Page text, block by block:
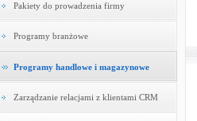
Pakiety do prowadzenia firmy
Programy branżowe
Programy handlowe i magazynowe
Zarządzanie relacjami z klientami CRM